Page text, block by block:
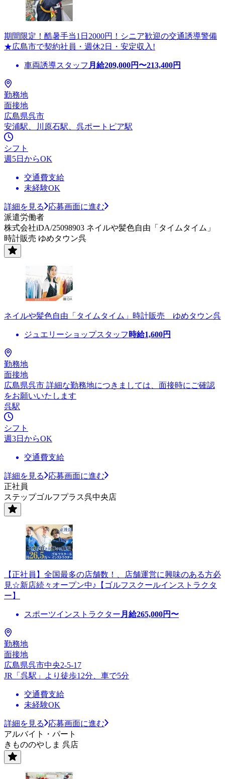
期間限定！酷暑手当1日2000円！シニア歓迎の交通誘導警備
★広島市で契約社員・週休2日・安定収入!
車両誘導スタッフ 月給209,000円〜213,400円
勤務地
面接地
広島県呉市
安浦駅、川原石駅、呉ポートピア駅
シフト
週5日からOK
交通費支給
未経験OK
詳細を見る
応募画面に進む
派遣労働者
株式会社iDA/25098903 ネイルや髪色自由「タイムタイム」
時計販売 ゆめタウン呉
ネイルや髪色自由「タイムタイム」時計販売 ゆめタウン呉
ジュエリーショップスタッフ 時給1,600円
勤務地
面接地
広島県呉市 詳細な勤務地につきましては、面接時にご確認
をお願いいたします
呉駅
シフト
週3日からOK
交通費支給
詳細を見る
応募画面に進む
正社員
ステップゴルフプラス呉中央店
【正社員】全国最多の店舗数！、店舗運営に興味のある方必
見☆新店続々オープン中♪【ゴルフスクールインストラクタ
ー】
スポーツインストラクター 月給265,000円〜
勤務地
面接地
広島県呉市中央2-5-17
JR「呉駅」より徒歩12分、車で5分
交通費支給
未経験OK
詳細を見る
応募画面に進む
アルバイト・パート
きもののやしま 呉店